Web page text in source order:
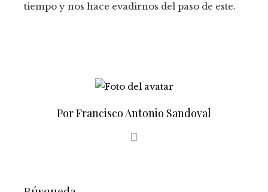
tiempo y nos hace evadirnos del paso de este.
Por Francisco Antonio Sandoval